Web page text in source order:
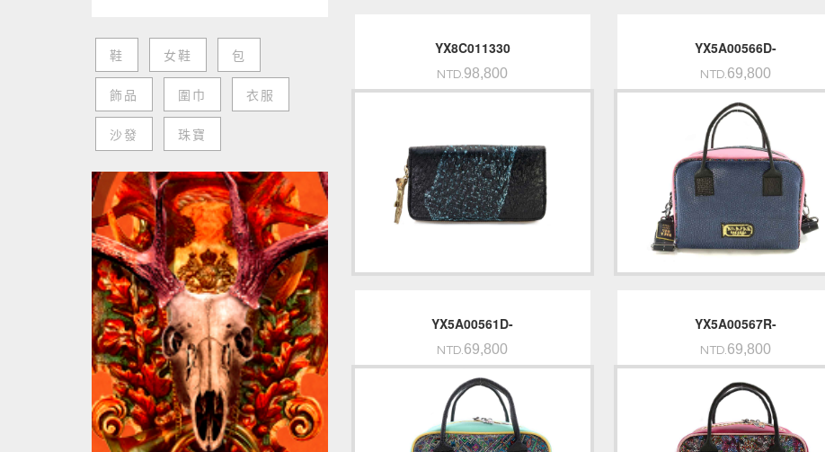
鞋 女鞋 包
飾品 圍巾 衣服
沙發 珠寶
YX8C011330
NTD.98,800
YX5A00566D-
NTD.69,800
YX5A00561D-
NTD.69,800
YX5A00567R-
NTD.69,800